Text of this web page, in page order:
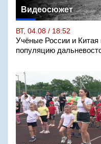
Видеосюжет
ВТ, 04.08 / 18:52
Учёные России и
популяцию